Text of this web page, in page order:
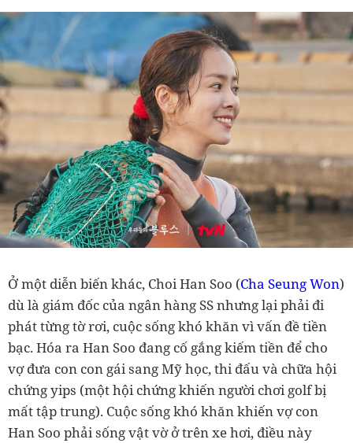
Ở một diễn biến khác, Choi Han Soo (Cha Seung Won)
dù là giám đốc của ngân hàng SS nhưng lại phải đi
phát từng tờ rơi, cuộc sống khó khăn vì vấn đề tiền
bạc. Hóa ra Han Soo đang cố gắng kiếm tiền để cho
vợ đưa con con gái sang Mỹ học, thi đấu và chữa hội
chứng yips (một hội chứng khiến người chơi golf bị
mất tập trung). Cuộc sống khó khăn khiến vợ con
Han Soo phải sống vật vờ ở trên xe hơi, điều này